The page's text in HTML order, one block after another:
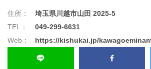
住所：
埼玉県川越市山田 2025-5
TEL：
049-299-6631
Web：
https://kishukai.jp/